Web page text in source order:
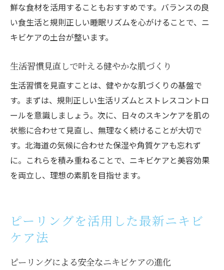
鮮な食材を活用することもおすすめです。バランスの良
い食生活と規則正しい睡眠リズムを心がけることで、ニ
キビケアの土台が整います。
生活習慣見直しで叶える健やかな肌づくり
生活習慣を見直すことは、健やかな肌づくりの基盤で
す。まずは、規則正しい生活リズムとストレスコントロ
ールを意識しましょう。次に、日々のスキンケアを肌の
状態に合わせて見直し、無理なく続けることが大切で
す。北海道の気候に合わせた保湿や角質ケアも忘れず
に。これらを積み重ねることで、ニキビケアと美容効果
を両立し、理想の素肌を目指せます。
ピーリングを活用した最新ニキビ
ケア法
ピーリングによる安全なニキビケアの進化